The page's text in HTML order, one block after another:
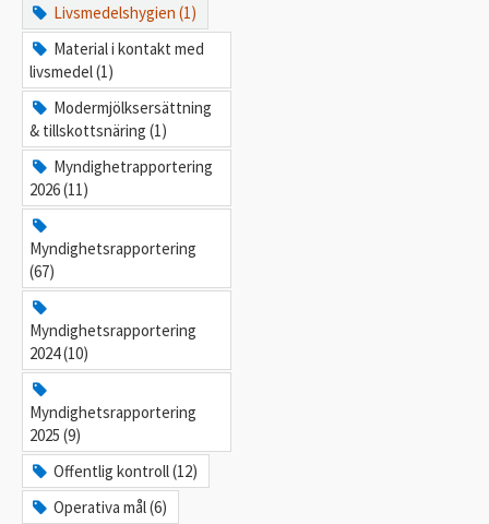
Livsmedelshygien (1)
Material i kontakt med
livsmedel (1)
Modermjölksersättning
& tillskottsnäring (1)
Myndighetrapportering
2026 (11)
Myndighetsrapportering
(67)
Myndighetsrapportering
2024 (10)
Myndighetsrapportering
2025 (9)
Offentlig kontroll (12)
Operativa mål (6)